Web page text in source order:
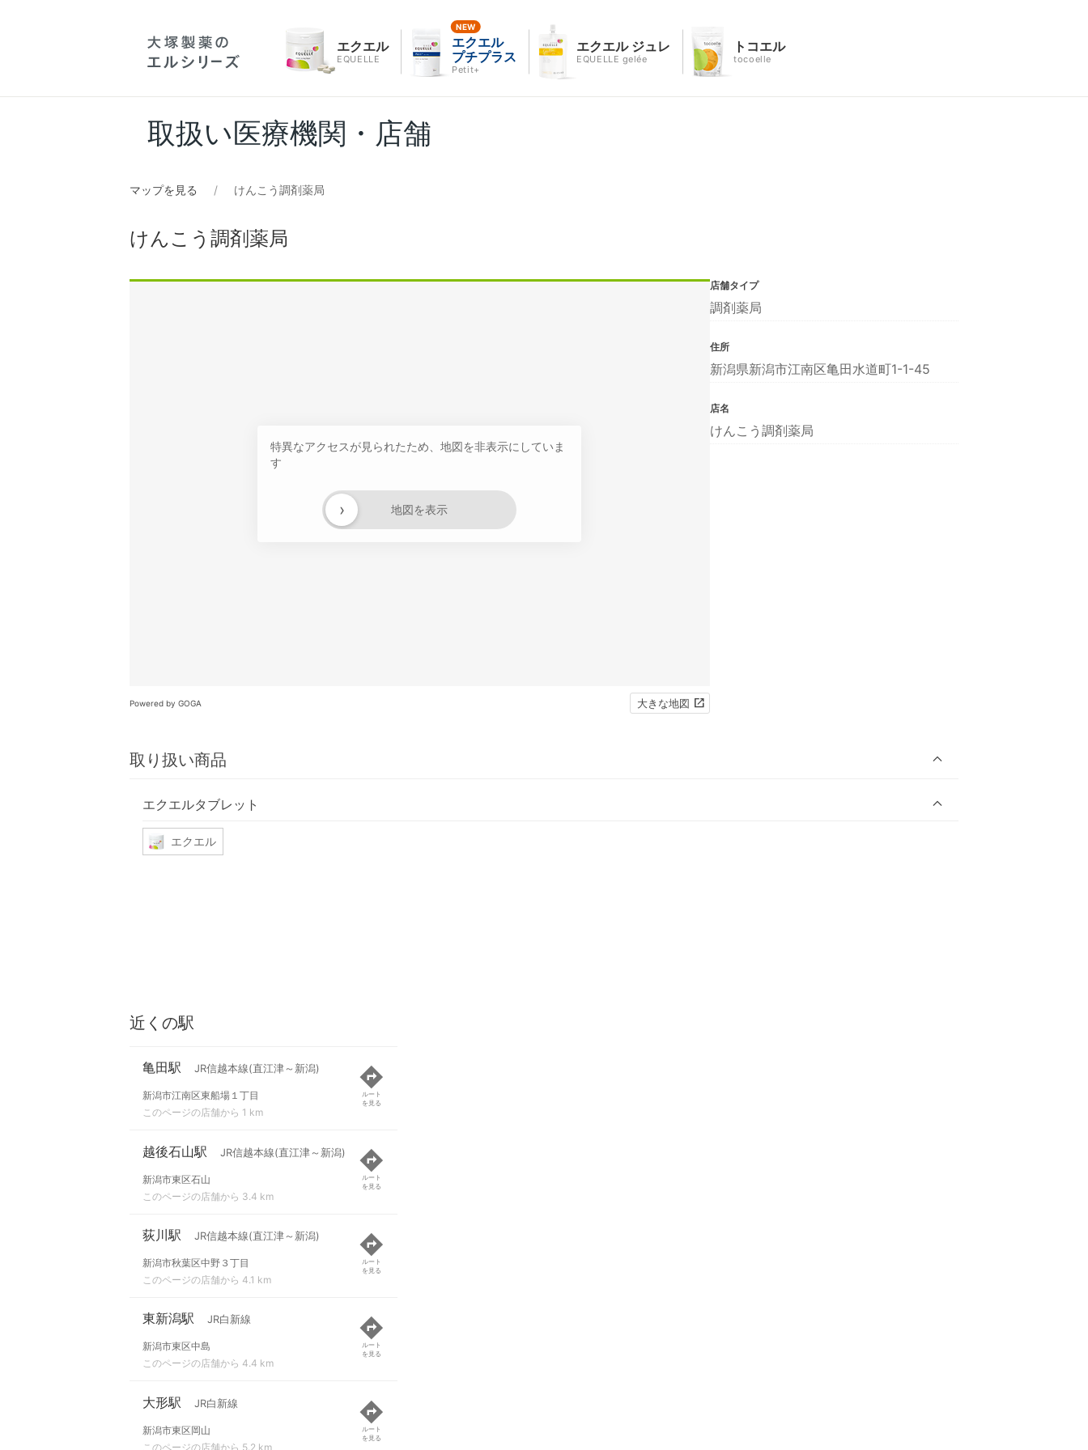
エクエル
EQUELLE
エクエル
プチプラス
Petit+
エクエル ジュレ
EQUELLE gelée
トコエル
tocoelle
取扱い医療機関・店舗
マップを見る けんこう調剤薬局
けんこう調剤薬局
特異なアクセスが見られたため、地図を非表示にしていま
す
地図を表示
›
Powered by GOGA 大きな地図
取り扱い商品
エクエルタブレット
エクエル
店舗タイプ
調剤薬局
住所
新潟県新潟市江南区亀田水道町1-1-45
店名
けんこう調剤薬局
近くの駅
亀田駅 JR信越本線(直江津～新潟)
新潟市江南区東船場１丁目
このページの店舗から 1 km
ルート
を見る
越後石山駅 JR信越本線(直江津～新潟)
新潟市東区石山
このページの店舗から 3.4 km
ルート
を見る
荻川駅 JR信越本線(直江津～新潟)
新潟市秋葉区中野３丁目
このページの店舗から 4.1 km
ルート
を見る
東新潟駅 JR白新線
新潟市東区中島
このページの店舗から 4.4 km
ルート
を見る
大形駅 JR白新線
新潟市東区岡山
このページの店舗から 5.2 km
ルート
を見る